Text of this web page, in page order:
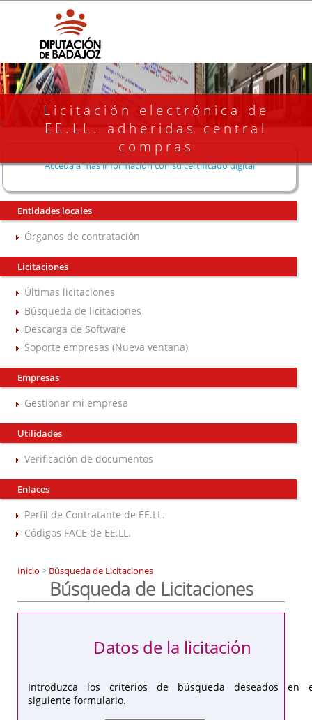
Licitación electrónica de
EE.LL. adheridas central
compras
Acceda a más información con su certificado digital
Entidades locales
Órganos de contratación
Licitaciones
Últimas licitaciones
Búsqueda de licitaciones
Descarga de Software
Soporte empresas (Nueva ventana)
Empresas
Gestionar mi empresa
Utilidades
Verificación de documentos
Enlaces
Perfil de Contratante de EE.LL.
Códigos FACE de EE.LL.
Inicio > Búsqueda de Licitaciones
Búsqueda de Licitaciones
Introduzca los criterios de búsqueda deseados en
siguiente formulario.
Datos de la licitación